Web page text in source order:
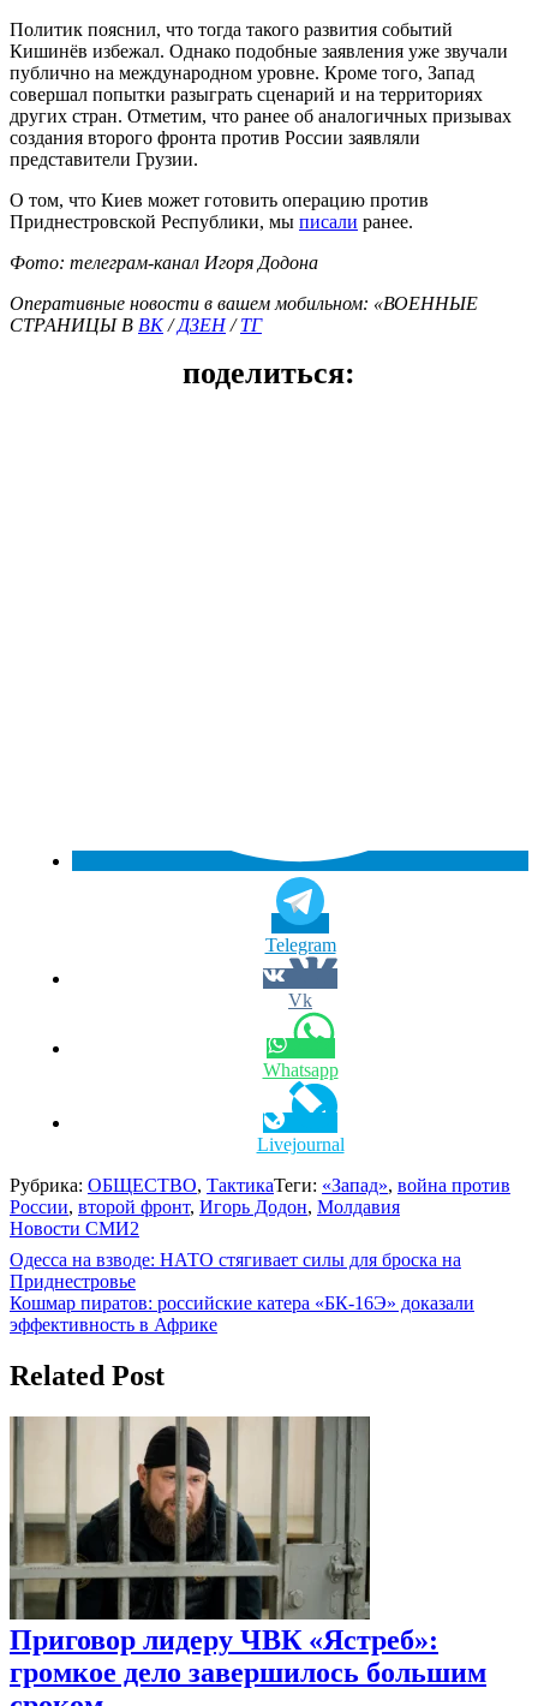
Политик пояснил, что тогда такого развития событий
Кишинёв избежал. Однако подобные заявления уже звучали
публично на международном уровне. Кроме того, Запад
совершал попытки разыграть сценарий и на территориях
других стран. Отметим, что ранее об аналогичных призывах
создания второго фронта против России заявляли
представители Грузии.
О том, что Киев может готовить операцию против
Приднестровской Республики, мы писали ранее.
Фото: телеграм-канал Игоря Додона
Оперативные новости в вашем мобильном: «ВОЕННЫЕ
СТРАНИЦЫ В ВК/ДЗЕН/ТГ
поделиться:
Telegram
Vk
Whatsapp
Livejournal
Рубрика: ОБЩЕСТВО, ТактикаТеги: «Запад», война против
России, второй фронт, Игорь Додон, Молдавия
Новости СМИ2
Навигация
по
записям
Одесса на взводе: НАТО стягивает силы для броска на
Приднестровье
Кошмар пиратов: российские катера «БК-16Э» доказали
эффективность в Африке
Related Post
Приговор лидеру ЧВК «Ястреб»:
громкое дело завершилось большим